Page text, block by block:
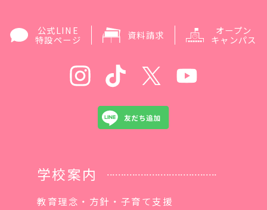
公式LINE
特設ページ 資料請求 オープン
キャンパス
学校案内
教育理念・方針・子育て支援